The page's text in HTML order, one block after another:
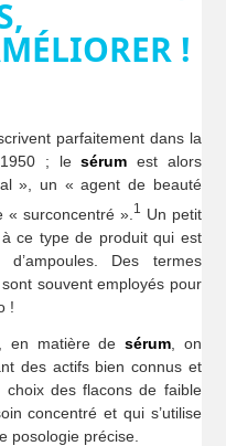
!
parfaitement dans la
1950 ; lesérum est alors
», un « agent de beauté
surconcentré ». 1
Un petit
ce type de produit qui est
Des termes
souvent employés pour
!
, en matière de sérum, on
des actifs bien connus et
des flacons de faible
concentré et qui s’utilise
posologie précise.